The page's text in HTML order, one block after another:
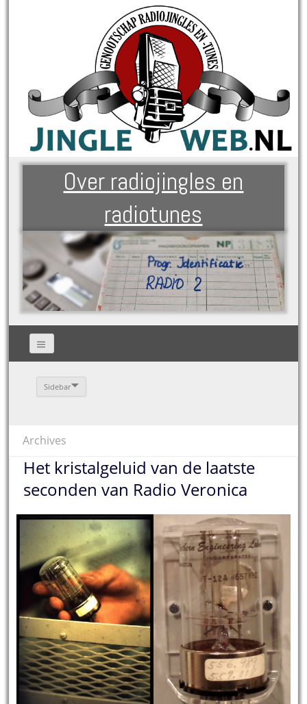
Over radiojingles en
radiotunes
Sidebar
Archives
Het kristalgeluid van de laatste
seconden van Radio Veronica